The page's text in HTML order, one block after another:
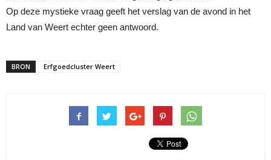
Op deze mystieke vraag geeft het verslag van de avond in het
Land van Weert echter geen antwoord.
BRON Erfgoedcluster Weert